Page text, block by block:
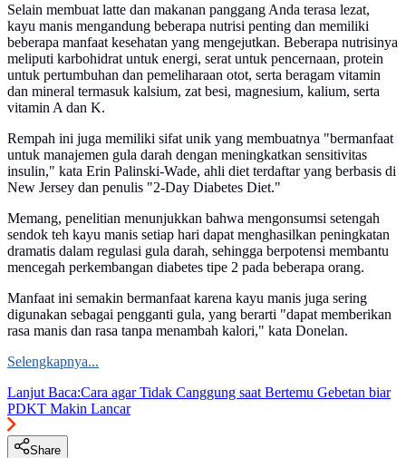
Selain membuat latte dan makanan panggang Anda terasa lezat,
kayu manis mengandung beberapa nutrisi penting dan memiliki
beberapa manfaat kesehatan yang mengejutkan. Beberapa nutrisinya
meliputi karbohidrat untuk energi, serat untuk pencernaan, protein
untuk pertumbuhan dan pemeliharaan otot, serta beragam vitamin
dan mineral termasuk kalsium, zat besi, magnesium, kalium, serta
vitamin A dan K.
Rempah ini juga memiliki sifat unik yang membuatnya "bermanfaat
untuk manajemen gula darah dengan meningkatkan sensitivitas
insulin," kata Erin Palinski-Wade, ahli diet terdaftar yang berbasis di
New Jersey dan penulis "2-Day Diabetes Diet."
Memang, penelitian menunjukkan bahwa mengonsumsi setengah
sendok teh kayu manis setiap hari dapat menghasilkan peningkatan
dramatis dalam regulasi gula darah, sehingga berpotensi membantu
mencegah perkembangan diabetes tipe 2 pada beberapa orang.
Manfaat ini semakin bermanfaat karena kayu manis juga sering
digunakan sebagai pengganti gula, yang berarti "dapat memberikan
rasa manis dan rasa tanpa menambah kalori," kata Donelan.
Selengkapnya...
Lanjut Baca:Cara agar Tidak Canggung saat Bertemu Gebetan biar
PDKT Makin Lancar
Share